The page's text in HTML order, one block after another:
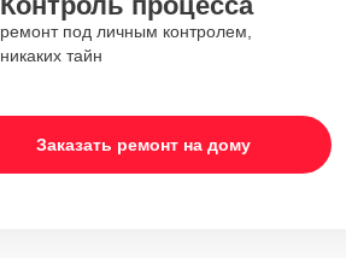
ремонт под личным контролем,
никаких тайн
Заказать ремонт на дому